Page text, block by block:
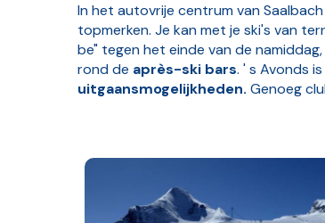
In het autovrije centrum van
topmerken. Je kan met je ski's van
be" tegen het einde van de
rond de après-ski bars. ' s Avonds
uitgaansmogelijkheden. Genoeg